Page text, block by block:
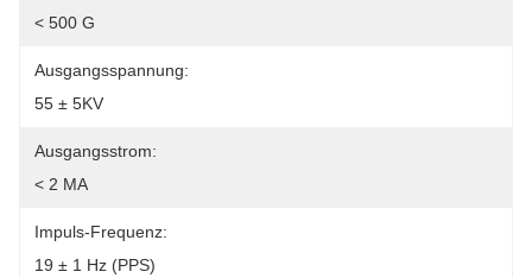
< 500 G
Ausgangsspannung:
55 ± 5KV
Ausgangsstrom:
< 2 MA
Impuls-Frequenz:
19 ± 1 Hz (PPS)